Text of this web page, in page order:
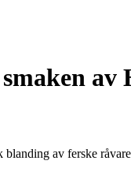
av
av ferske